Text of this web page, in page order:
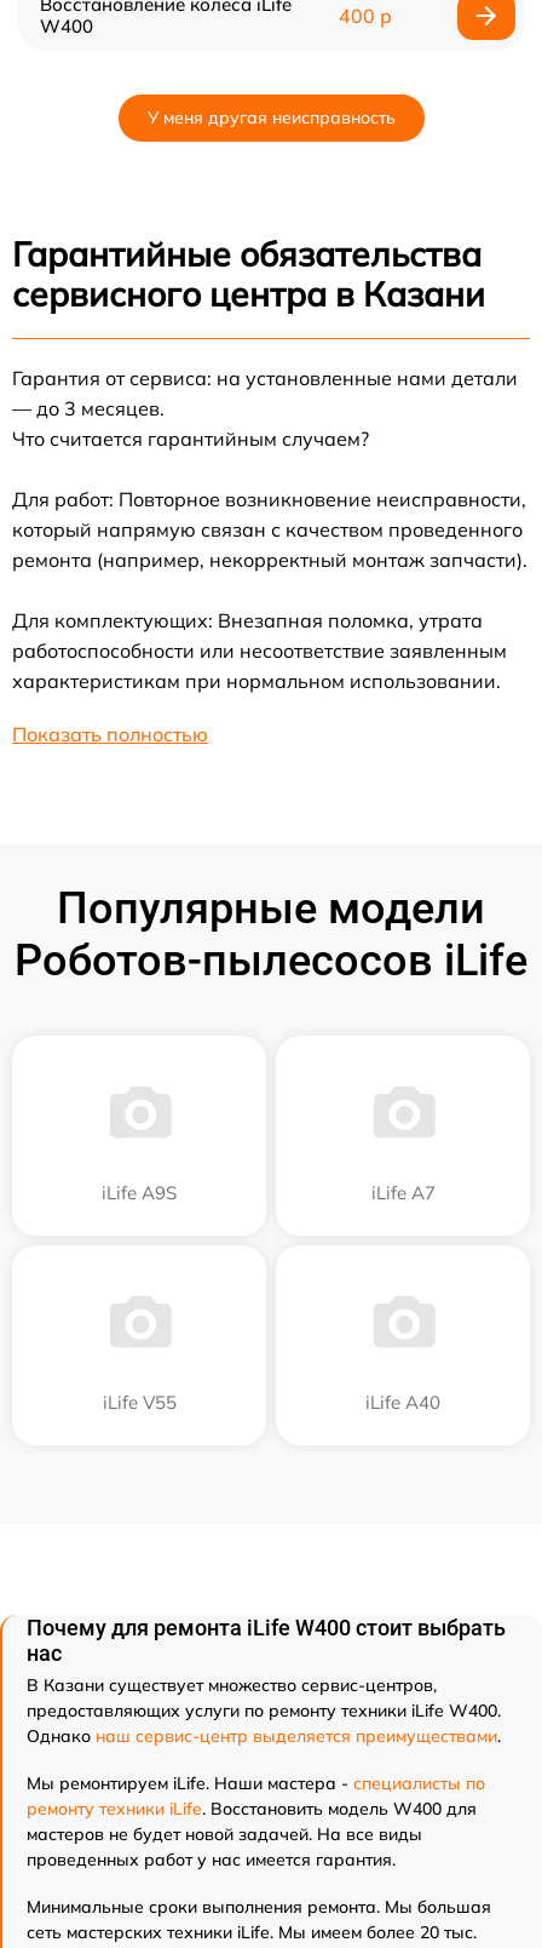
W400
400 р
У меня другая неисправность
Гарантийные обязательства
сервисного центра в Казани
Гарантия от сервиса: на установленные нами детали
— до 3 месяцев.
Что считается гарантийным случаем?
Для работ: Повторное возникновение неисправности,
который напрямую связан с качеством проведенного
ремонта (например, некорректный монтаж запчасти).
Для комплектующих: Внезапная поломка, утрата
работоспособности или несоответствие заявленным
характеристикам при нормальном использовании.
Показать полностью
Популярные модели
Роботов-пылесосов iLife
iLife A9S iLife A7
iLife V55 iLife A40
Почему для ремонта iLife W400 стоит выбрать
нас
В Казани существует множество сервис-центров,
предоставляющих услуги по ремонту техники iLife W400.
Однако наш сервис-центр выделяется преимуществами.
Мы ремонтируем iLife. Наши мастера - специалисты по
ремонту техники iLife. Восстановить модель W400 для
мастеров не будет новой задачей. На все виды
проведенных работ у нас имеется гарантия.
Минимальные сроки выполнения ремонта. Мы большая
сеть мастерских техники iLife. Мы имеем более 20 тыс.